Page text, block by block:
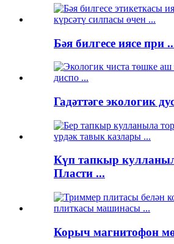
Бәя билгесе иясе при
Гадәттәге экологик
Күп тапкыр
Пласти ...
Корыч магнитофон